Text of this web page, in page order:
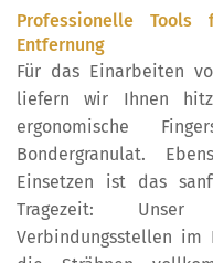
Professionelle
Entfernung
Für das Einarbeiten
liefern wir Ihnen
ergonomische
Bondergranulat.
Einsetzen ist das
Tragezeit:
Verbindungsstellen im